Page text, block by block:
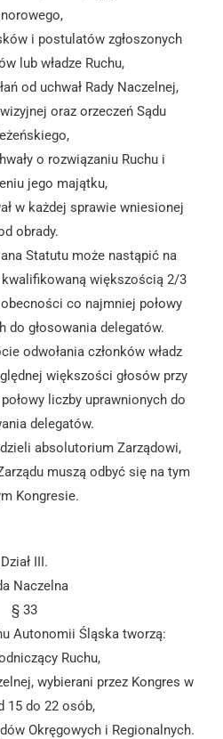
i postulatów zgłoszonych
lub władze Ruchu,
od uchwał Rady Naczelnej,
oraz orzeczeń Sądu
o rozwiązaniu Ruchu i
jego majątku,
w każdej sprawie wniesionej
obrady.
Statutu może nastąpić na
kwalifikowaną większością 2/3
co najmniej połowy
do głosowania delegatów.
odwołania członków władz
większości głosów przy
liczby uprawnionych do
delegatów.
absolutorium Zarządowi,
muszą odbyć się na tym
Kongresie.
Dział III.
Naczelna
§ 33
Autonomii Śląska tworzą:
Ruchu,
wybierani przez Kongres w
15 do 22 osób,
Okręgowych i Regionalnych.